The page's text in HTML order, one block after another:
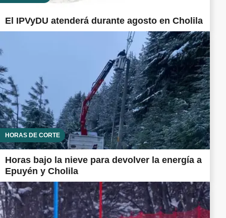
El IPVyDU atenderá durante agosto en Cholila
HORAS DE CORTE
Horas bajo la nieve para devolver la energía a
Epuyén y Cholila